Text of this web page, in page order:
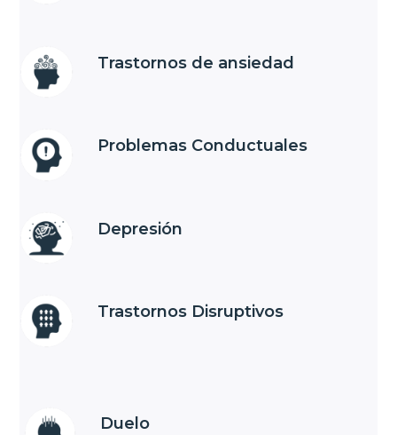
Trastornos de ansiedad
Problemas Conductuales
Depresión
Trastornos Disruptivos
Duelo